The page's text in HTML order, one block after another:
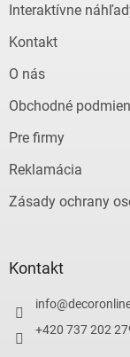
Interaktívne
Kontakt
O nás
Obchodné
Pre firmy
Reklamácia
Zásady ochrany
Kontakt
info@
+420 737 202